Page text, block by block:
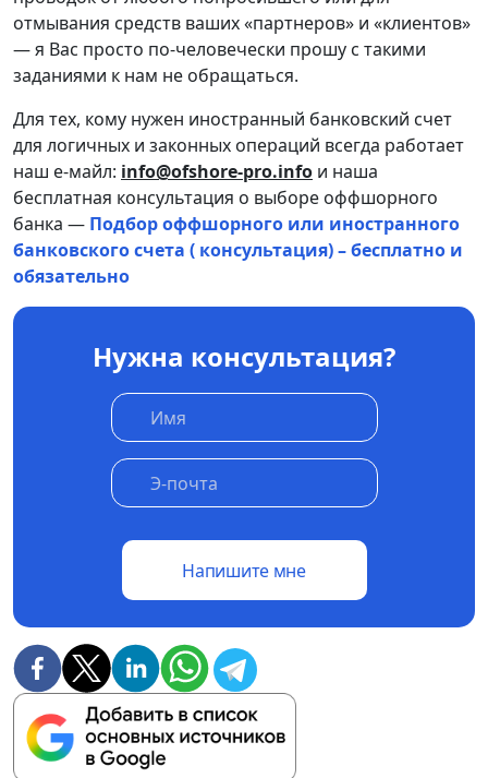
отмывания средств ваших «партнеров» и «клиентов»
— я Вас просто по-человечески прошу с такими
заданиями к нам не обращаться.
Для тех, кому нужен иностранный банковский счет
для логичных и законных операций всегда работает
наш е-майл: info@ofshore-pro.info и наша
бесплатная консультация о выборе оффшорного
банка — Подбор оффшорного или иностранного
банковского счета ( консультация) – бесплатно и
обязательно
Нужна консультация?
Напишите мне